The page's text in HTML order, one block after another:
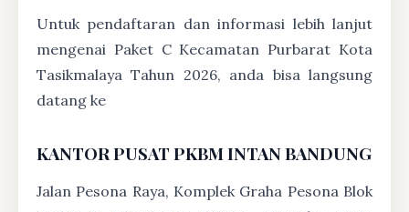
Untuk pendaftaran dan informasi lebih lanjut
mengenai Paket C Kecamatan Purbarat Kota
Tasikmalaya Tahun 2026, anda bisa langsung
datang ke
KANTOR PUSAT PKBM INTAN BANDUNG
Jalan Pesona Raya, Komplek Graha Pesona Blok